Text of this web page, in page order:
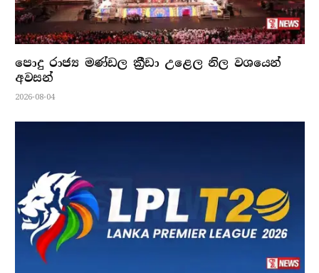
පොදු රාජ්‍ය මණ්ඩල ක්‍රීඩා උළෙල නිල වශයෙන්
අවසන්
2026-08-04